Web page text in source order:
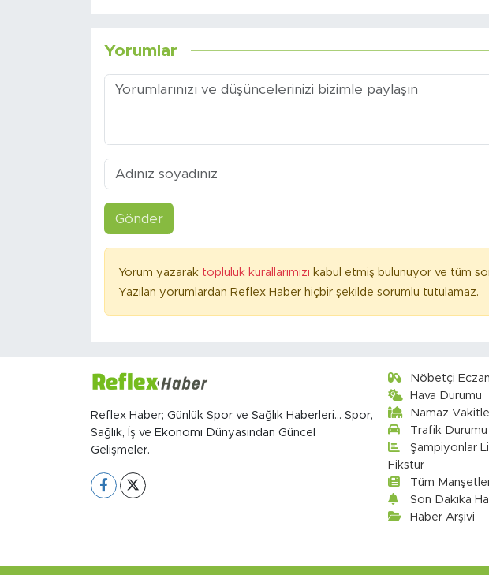
Yorumlar
Gönder
Yorum yazarak topluluk kurallarımızı kabul etmiş bulunuyor ve tüm
Yazılan yorumlardan Reflex Haber hiçbir şekilde sorumlu tutulamaz.
Reflex Haber; Günlük Spor ve Sağlık Haberleri... Spor,
Sağlık, İş ve Ekonomi Dünyasından Güncel
Gelişmeler.
Nöbetçi
Hava Durumu
Namaz
Trafik Durumu
Şampiyonlar
Fikstür
Tüm
Son Dakika
Haber Arşivi